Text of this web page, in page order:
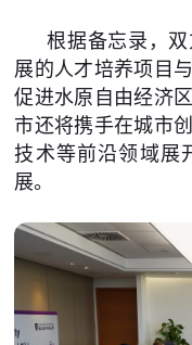
根据备忘录，
展的人才培养项目
促进水原自由经济
市还将携手在城市
技术等前沿领域展
展。